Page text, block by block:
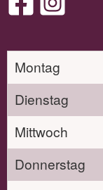
Montag
Dienstag
Mittwoch
Donnerstag